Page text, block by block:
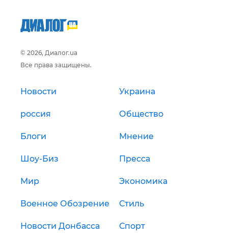
© 2026, Диалог.ua
Все права защищены.
Новости Украина
россия Общество
Блоги Мнение
Шоу-Биз Пресса
Мир Экономика
Военное Обозрение Стиль
Новости Донбасса Спорт